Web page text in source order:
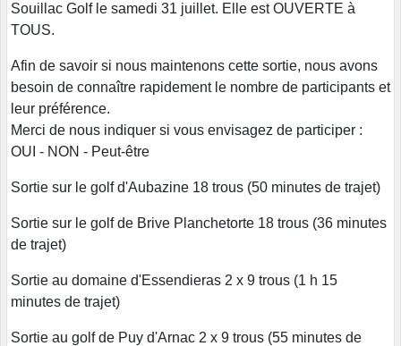
Souillac Golf le samedi 31 juillet. Elle est OUVERTE à
TOUS.
Afin de savoir si nous maintenons cette sortie, nous avons
besoin de connaître rapidement le nombre de participants et
leur préférence.
Merci de nous indiquer si vous envisagez de participer :
OUI - NON - Peut-être
Sortie sur le golf d'Aubazine 18 trous (50 minutes de trajet)
Sortie sur le golf de Brive Planchetorte 18 trous (36 minutes
de trajet)
Sortie au domaine d'Essendieras 2 x 9 trous (1 h 15
minutes de trajet)
Sortie au golf de Puy d'Arnac 2 x 9 trous (55 minutes de